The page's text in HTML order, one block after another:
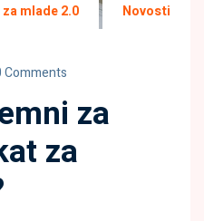
mlade 2.0 Novosti
Comments
za
za